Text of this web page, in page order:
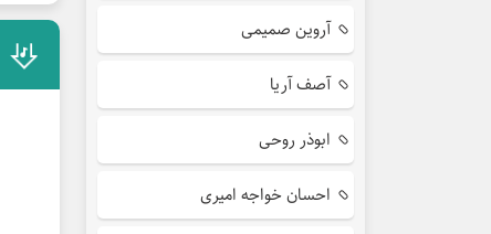
آروین صمیمی
آصف آریا
ابوذر روحی
احسان خواجه امیری